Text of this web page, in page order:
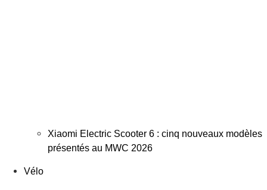
Xiaomi Electric Scooter 6 : cinq nouveaux modèles
présentés au MWC 2026
Vélo